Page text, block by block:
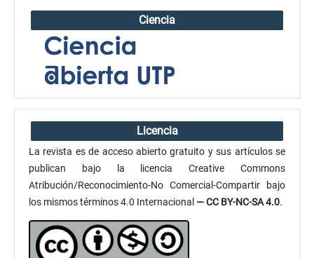
Ciencia
Licencia
La revista es de acceso abierto gratuito y sus artículos se
publican bajo la licencia Creative Commons
Atribución/Reconocimiento-No Comercial-Compartir bajo
los mismos términos 4.0 Internacional — CC BY-NC-SA 4.0.